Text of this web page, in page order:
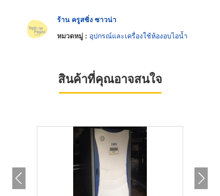
ร้าน ครูสซิ่ง ซาวน่า
หมวดหมู่ : อุปกรณ์และเครื่องใช้ห้องอบไอน้ำ
สินค้าที่คุณอาจสนใจ